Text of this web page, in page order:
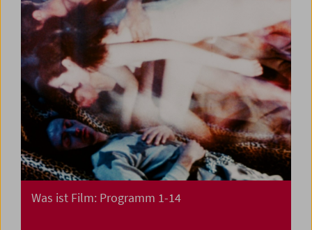
Was ist Film: Programm 1-14